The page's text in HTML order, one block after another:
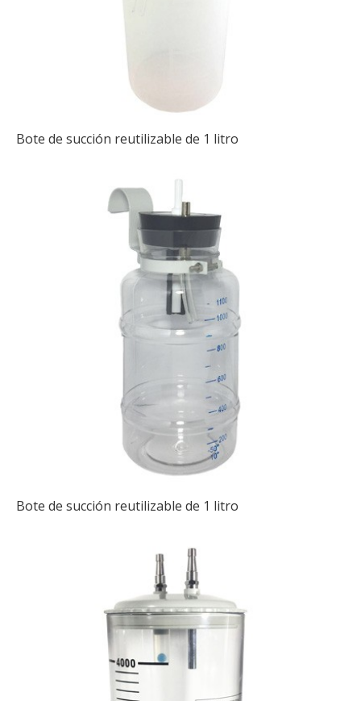
Bote de succión reutilizable de 1 litro
Bote de succión reutilizable de 1 litro